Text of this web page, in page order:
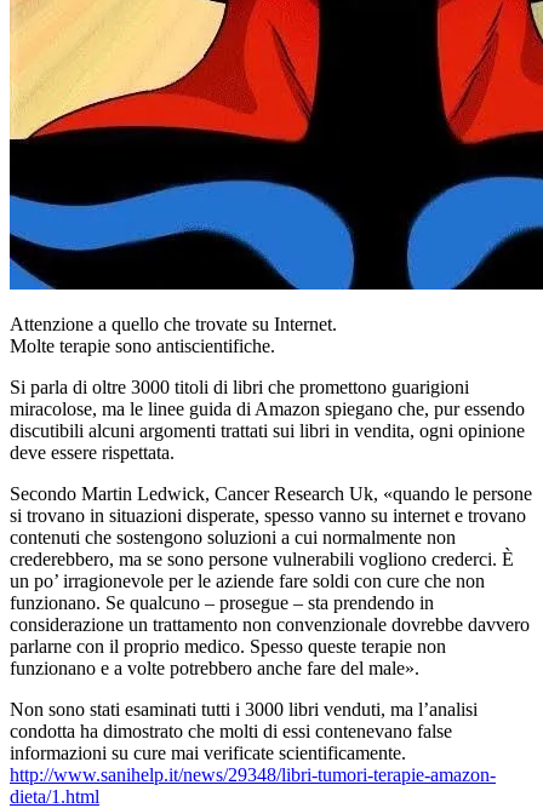
Attenzione a quello che trovate su Internet.
Molte terapie sono antiscientifiche.
Si parla di oltre 3000 titoli di libri che promettono guarigioni
miracolose, ma le linee guida di Amazon spiegano che, pur essendo
discutibili alcuni argomenti trattati sui libri in vendita, ogni opinione
deve essere rispettata.
Secondo Martin Ledwick, Cancer Research Uk, «quando le persone
si trovano in situazioni disperate, spesso vanno su internet e trovano
contenuti che sostengono soluzioni a cui normalmente non
crederebbero, ma se sono persone vulnerabili vogliono crederci. È
un po’ irragionevole per le aziende fare soldi con cure che non
funzionano. Se qualcuno – prosegue – sta prendendo in
considerazione un trattamento non convenzionale dovrebbe davvero
parlarne con il proprio medico. Spesso queste terapie non
funzionano e a volte potrebbero anche fare del male».
Non sono stati esaminati tutti i 3000 libri venduti, ma l’analisi
condotta ha dimostrato che molti di essi contenevano false
informazioni su cure mai verificate scientificamente.
http://www.sanihelp.it/news/29348/libri-tumori-terapie-amazon-
dieta/1.html